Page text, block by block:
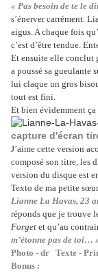
« Pas besoin de te le
s’énerver carrément.
aigus. A chaque fois
c’est d’être tendue.
Et ensuite elle conclut
a poussé sa gueulante
lui claque un gros
tout est fini.
Et bien évidemment
capture d'écran
J’aime cette version
composé son titre, les
version du disque est
Texto de ma petite
Lianne La Havas, 23
réponds que je trouve
Forget et qu’au
m’étonne pas de toi…
Photo - dr Texte -
Bonus :